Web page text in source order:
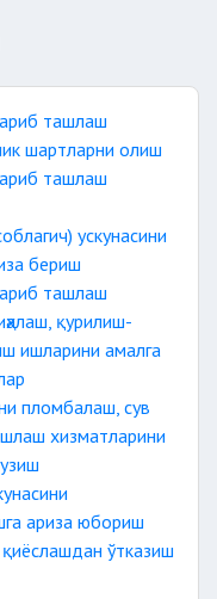
ташлаш
шартларни олиш
ташлаш
ускунасини
бериш
ташлаш
қурилиш-
ишларини амалга
пломбалаш, сув
хизматларини
ариза юбориш
қиёслашдан ўтказиш